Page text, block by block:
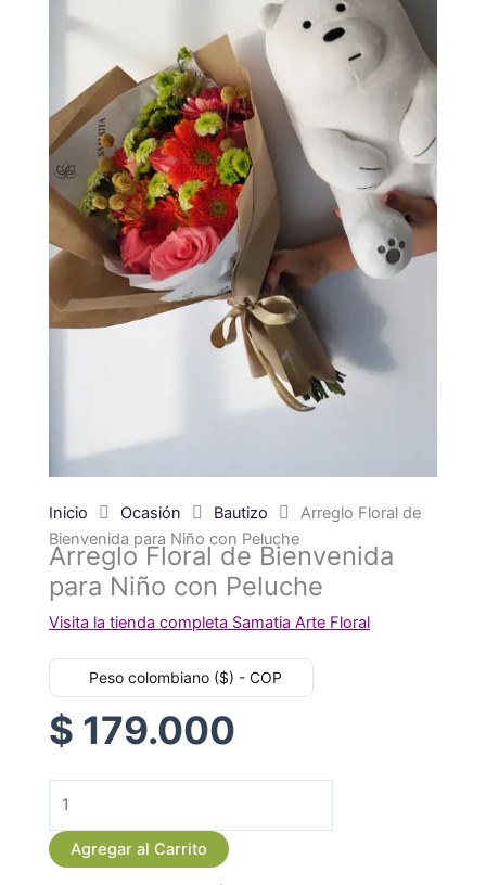
Inicio Ocasión Bautizo
Arreglo Floral de
Bienvenida para Niño con Peluche
Arreglo Floral de Bienvenida
para Niño con Peluche
Visita la tienda completa Samatia Arte Floral
Peso colombiano ($) - COP
$ 179.000
Arreglo
Floral
de
Agregar al Carrito